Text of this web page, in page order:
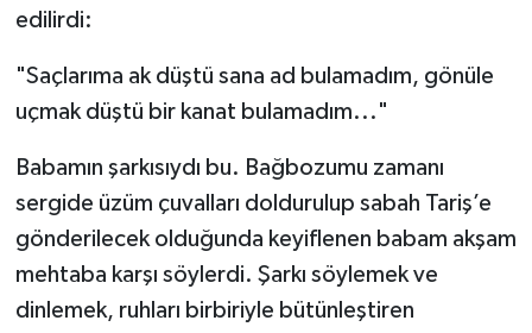
edilirdi:
"Saçlarıma ak düştü sana ad bulamadım, gönüle
uçmak düştü bir kanat bulamadım..."
Babamın şarkısıydı bu. Bağbozumu zamanı
sergide üzüm çuvalları doldurulup sabah Tariş’e
gönderilecek olduğunda keyiflenen babam akşam
mehtaba karşı söylerdi. Şarkı söylemek ve
dinlemek, ruhları birbiriyle bütünleştiren